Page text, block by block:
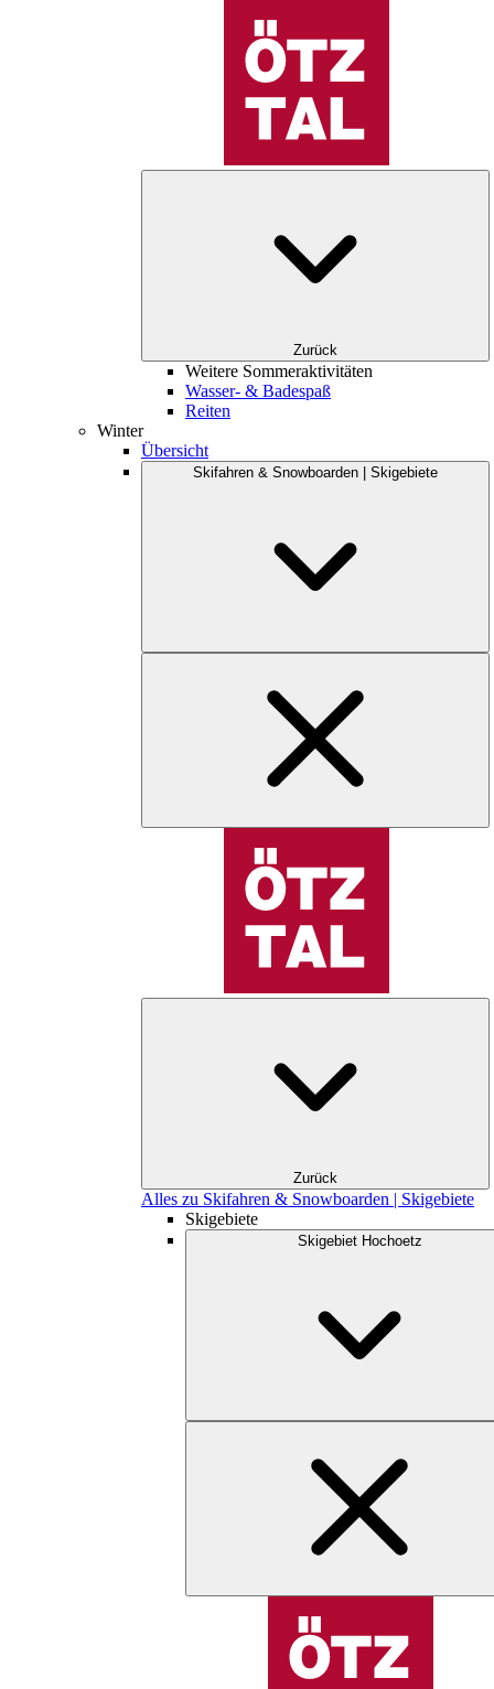
Zurück
Weitere Sommeraktivitäten
Wasser- & Badespaß
Reiten
Winter
Übersicht
Skifahren & Snowboarden | Skigebiete
Zurück
Alles zu Skifahren & Snowboarden | Skigebiete
Skigebiete
Skigebiet Hochoetz